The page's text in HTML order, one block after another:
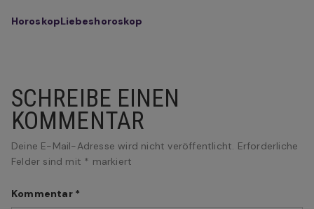
HoroskopLiebeshoroskop
SCHREIBE EINEN
KOMMENTAR
Deine E-Mail-Adresse wird nicht veröffentlicht. Erforderliche
Felder sind mit * markiert
Kommentar *